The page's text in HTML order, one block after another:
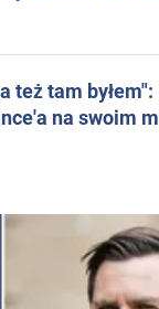
też tam
na swoim